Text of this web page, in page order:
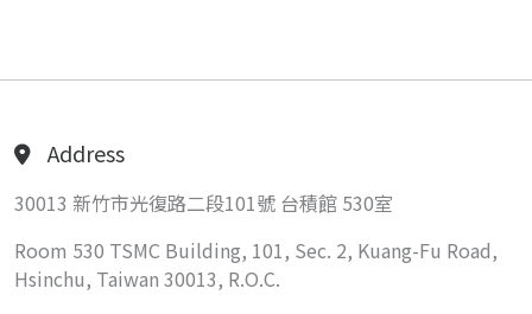
Address
30013 新竹市光復路二段101號 台積館 530室
Room 530 TSMC Building, 101, Sec. 2, Kuang-Fu Road,
Hsinchu, Taiwan 30013, R.O.C.